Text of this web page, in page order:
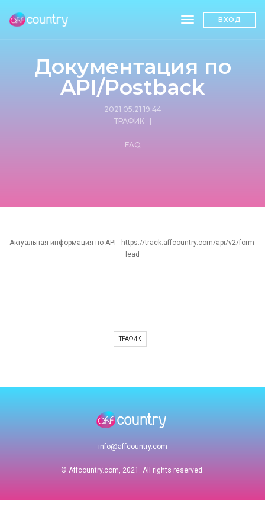
toggleВХОД
Документация по
API/Postback
2021.05.21 19:44
ТРАФИК|
FAQ
Актуальная информация по API - https://track.affcountry.com/api/v2/form-
lead
ТРАФИК
info@affcountry.com
© Affcountry.com, 2021. All rights reserved.